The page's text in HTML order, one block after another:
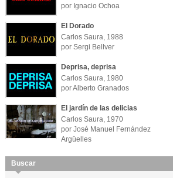
por Ignacio Ochoa
El Dorado
Carlos Saura, 1988
por Sergi Bellver
Deprisa, deprisa
Carlos Saura, 1980
por Alberto Granados
El jardín de las delicias
Carlos Saura, 1970
por José Manuel Fernández
Argüelles
Buscar